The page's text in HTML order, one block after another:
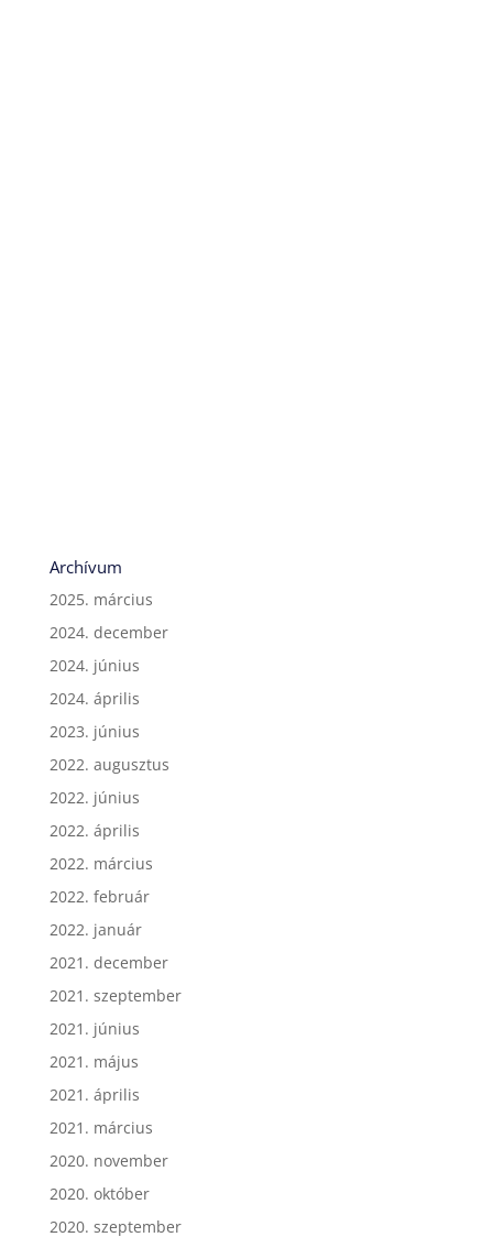
Archívum
2025. március
2024. december
2024. június
2024. április
2023. június
2022. augusztus
2022. június
2022. április
2022. március
2022. február
2022. január
2021. december
2021. szeptember
2021. június
2021. május
2021. április
2021. március
2020. november
2020. október
2020. szeptember